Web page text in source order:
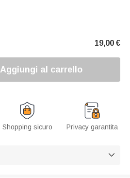
19,00 €
Aggiungi al carrello
Shopping sicuro Privacy garantita
